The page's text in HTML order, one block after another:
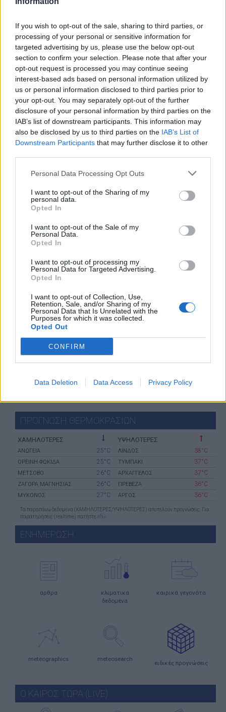
If you wish to opt-out of the sale, sharing to third parties, or
processing of your personal or sensitive information for
targeted advertising by us, please use the below opt-out
section to confirm your selection. Please note that after your
opt-out request is processed you may continue seeing
interest-based ads based on personal information utilized by
us or personal information disclosed to third parties prior to
your opt-out. You may separately opt-out of the further
disclosure of your personal information by third parties on the
IAB’s list of downstream participants. This information may
also be disclosed by us to third parties on the IAB’s List of
Downstream Participants that may further disclose it to other
Personal Data Processing Opt Outs
I want to opt-out of the Sharing of my
personal data.
Opted In
I want to opt-out of the Sale of my
Personal Data.
Opted In
I want to opt-out of processing my
Personal Data for Targeted Advertising.
Opted In
I want to opt-out of Collection, Use,
Retention, Sale, and/or Sharing of my
Personal Data that Is Unrelated with the
Purposes for which it was collected.
Opted Out
CONFIRM
Data Deletion Data Access Privacy Policy
χώρο της μετεωρολογίας και διαρκώς αναζητά μέσω του
επιστημονικού προσωπικού του την βελτίωση των
παρεχόμενων δεδομένων. Οι τεχνολογίες που
χρησιμοποιούνται είναι στην αιχμή του δόρατος της
πληροφορικής επιστήμης.
climatebook.gr
Σελήνη: 23 ημερών
Φάση: Παλαιός Μηνίσκος
Επόμενη Πανσέληνος:
Παρασκευή, 28 Αυγούστου 2026
Αστρονομικό ημερολόγιο
ΠΡΟΓΝΩΣΗ ΘΕΡΜΟΚΡΑΣΙΩΝ
ΧΑΜΗΛΟΤΕΡΕΣ
ΑΝΩΓΕΙΑ 25°C
ΟΡΕΙΝΗ ΦΩΚΙΔΑ 25°C
ΜΕΤΣΟΒΟ 26°C
ΖΑΓΟΡΑ ΜΑΓΝΗΣΙΑΣ 26°C
ΜΥΚΟΝΟΣ 27°C
ΥΨΗΛΟΤΕΡΕΣ
ΛΙΝΔΟΣ 38°C
ΤΥΜΠΑΚΙ 37°C
ΑΡΧΑΓΓΕΛΟΣ 37°C
ΠΡΕΒΕΖΑ 36°C
ΑΡΓΟΣ 36°C
Τα παραπάνω δεδομένα (ΧΑΜΗΛΟΤΕΡΕΣ/ΥΨΗΛΟΤΕΡΕΣ) αποτελούν προγνώσεις. Για
παρατηρήσεις (realtime) πατήστε εδώ
ΕΝΗΜΕΡΩΣΗ
άρθρα
κλιματικά
δεδομένα
καιρικά γεγονότα
meteographics meteosearch
ειδικές προγνώσεις
Ο ΚΑΙΡΟΣ ΤΩΡΑ (LIVE)